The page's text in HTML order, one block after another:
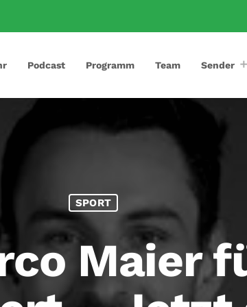
Podcast Programm Team Sender
SPORT
Maier